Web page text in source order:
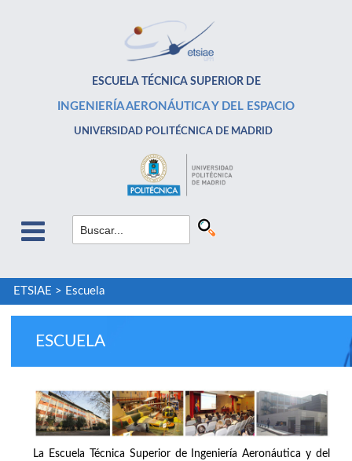
ESCUELA TÉCNICA SUPERIOR DE
INGENIERÍA AERONÁUTICA Y DEL ESPACIO
UNIVERSIDAD POLITÉCNICA DE MADRID
ETSIAE > Escuela
ESCUELA
La Escuela Técnica Superior de Ingeniería Aeronáutica y del